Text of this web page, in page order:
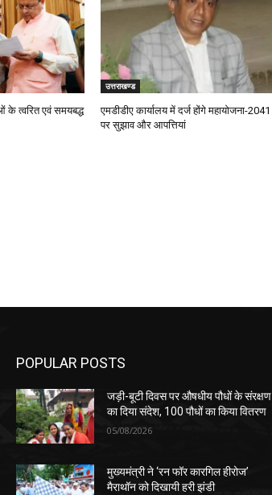
त्वरित एवं समयबद्ध
उत्तराखण्ड
एमडीडीए कार्यालय में दर्ज होंगे महायोजना-2041
पर सुझाव और आपत्तियां
POPULAR POSTS
जड़ी-बूटी दिवस पर औषधीय पौधों के संरक्षण
का दिया संदेश, 100 पौधों का किया वितरण
05/08/2026
मुख्यमंत्री ने ‘रन फॉर कारगिल हीरोज’
मैराथॉन को दिखायी हरी झंडी